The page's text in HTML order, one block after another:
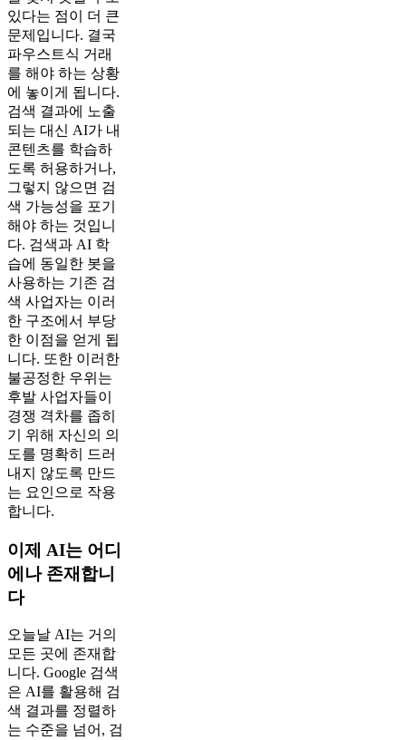
있다는 점이 더 큰
문제입니다. 결국
파우스트식 거래
를 해야 하는 상황
에 놓이게 됩니다.
검색 결과에 노출
되는 대신 AI가 내
콘텐츠를 학습하
도록 허용하거나,
그렇지 않으면 검
색 가능성을 포기
해야 하는 것입니
다. 검색과 AI 학
습에 동일한 봇을
사용하는 기존 검
색 사업자는 이러
한 구조에서 부당
한 이점을 얻게 됩
니다. 또한 이러한
불공정한 우위는
후발 사업자들이
경쟁 격차를 좁히
기 위해 자신의 의
도를 명확히 드러
내지 않도록 만드
는 요인으로 작용
합니다.
이제 AI는 어디
에나 존재합니
다
오늘날 AI는 거의
모든 곳에 존재합
니다. Google 검색
은 AI를 활용해 검
색 결과를 정렬하
는 수준을 넘어, 검